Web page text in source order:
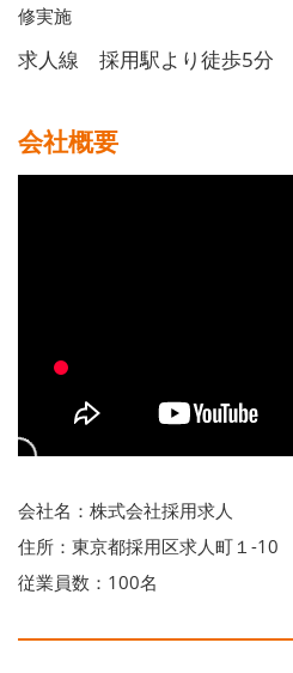
修実施
求人線 採用駅より徒歩5分
会社概要
会社名：株式会社採用求人
住所：東京都採用区求人町１-10
従業員数：100名